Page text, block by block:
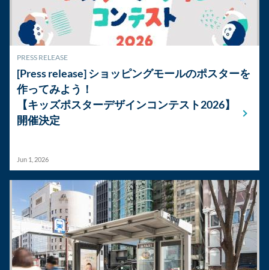
PRESS RELEASE
[Press release] ショッピングモールのポスターを
作ってみよう！
【キッズポスターデザインコンテスト2026】
開催決定
Jun 1, 2026